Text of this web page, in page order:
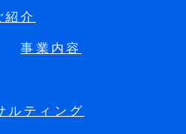
紹介
事業内容
ルティング